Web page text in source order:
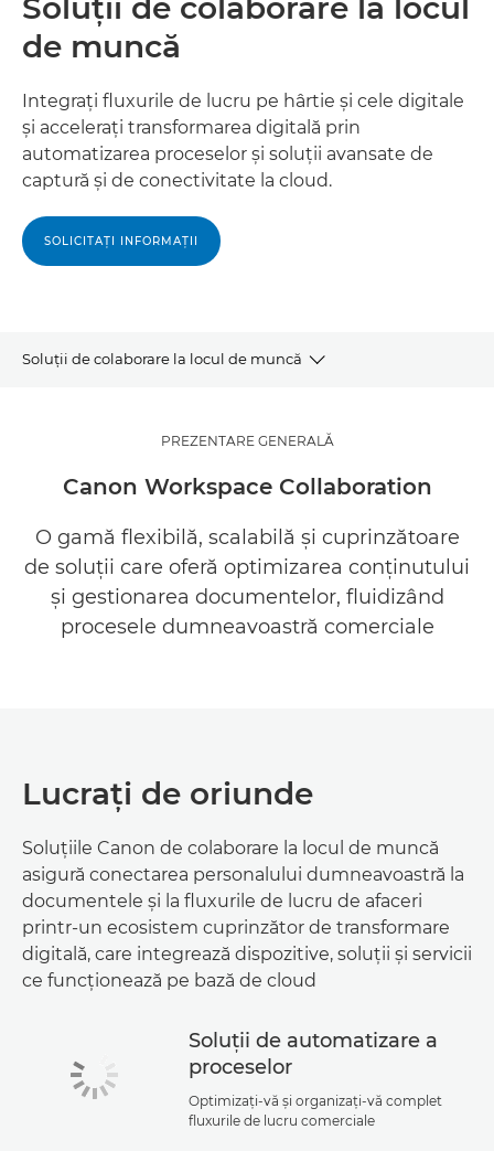
Soluţii de colaborare la locul
de muncă
Integraţi fluxurile de lucru pe hârtie şi cele digitale
şi acceleraţi transformarea digitală prin
automatizarea proceselor şi soluţii avansate de
captură şi de conectivitate la cloud.
SOLICITAŢI INFORMAŢII
Soluţii de colaborare la locul de muncă
SOFTWARE ASOCIAT
SERVICII
PREZENTARE GENERALĂ
Canon Workspace Collaboration
O gamă flexibilă, scalabilă şi cuprinzătoare
de soluţii care oferă optimizarea conţinutului
şi gestionarea documentelor, fluidizând
procesele dumneavoastră comerciale
Lucraţi de oriunde
Soluţiile Canon de colaborare la locul de muncă
asigură conectarea personalului dumneavoastră la
documentele şi la fluxurile de lucru de afaceri
printr-un ecosistem cuprinzător de transformare
digitală, care integrează dispozitive, soluţii şi servicii
ce funcţionează pe bază de cloud
Soluţii de automatizare a
proceselor
Optimizaţi-vă şi organizaţi-vă complet
fluxurile de lucru comerciale